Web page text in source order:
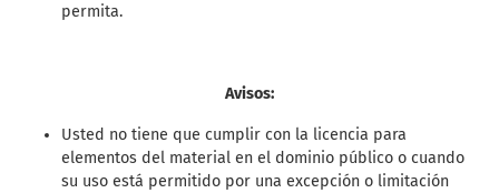
permita.
Avisos:
Usted no tiene que cumplir con la licencia para
elementos del material en el dominio público o cuando
su uso está permitido por una excepción o limitación